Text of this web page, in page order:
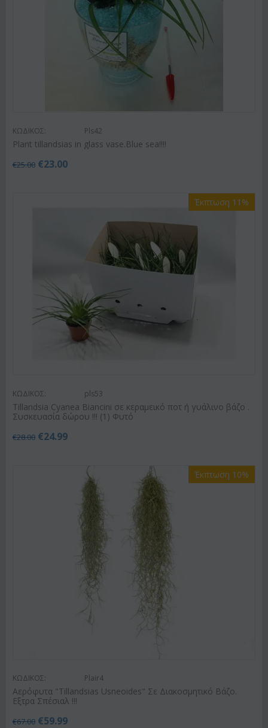
ΚΩΔΙΚΟΣ: Pls42
Plant tillandsias in glass vase.Blue sea!!!!
€25.00 €23.00
Έκπτωση 11%
ΚΩΔΙΚΟΣ: pls53
Tillandsia Cyanea Biancini σε κεραμεικό ποτ ή γυάλινο βάζο .
Συσκευασία δώρου !!! (1) Φυτό
€28.00 €24.99
Έκπτωση 10%
ΚΩΔΙΚΟΣ: Plair4
Αερόφυτα "Tillandsias Usneoides" Σε Διακοσμητικό Βάζο.
Εξτρα Σπέσιαλ !!!
€67.00 €59.99